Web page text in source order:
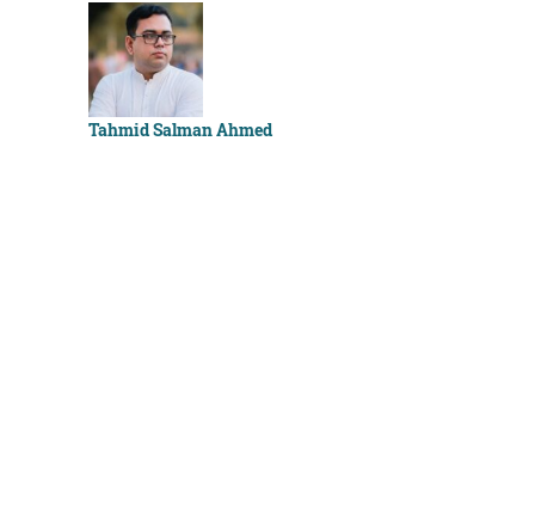
Tahmid Salman Ahmed